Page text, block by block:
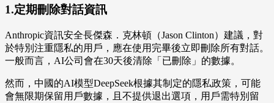
1.定期刪除對話資訊
Anthropic資訊安全長傑森．克林頓（Jason Clinton）建議，對
於特別注重隱私的用戶，應在使用完畢後立即刪除所有對話。
一般而言，AI公司會在30天後清除「已刪除」的數據。
然而，中國的AI模型DeepSeek根據其制定的隱私政策，可能
會無限期保留用戶數據，且不提供退出選項，用戶需特別留